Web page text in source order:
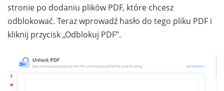
stronie po dodaniu plików PDF, które chcesz
odblokować. Teraz wprowadź hasło do tego pliku PDF i
kliknij przycisk „Odblokuj PDF”.